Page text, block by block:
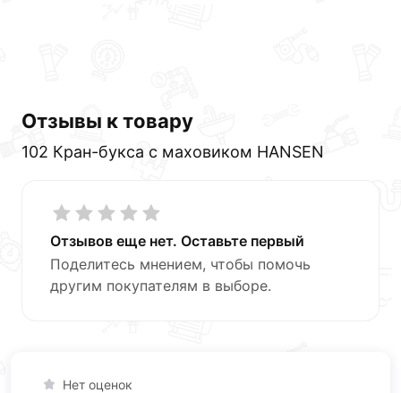
Отзывы к товару
102 Кран-букса с маховиком HANSEN
Отзывов еще нет. Оставьте первый
Поделитесь мнением, чтобы помочь
другим покупателям в выборе.
Нет оценок